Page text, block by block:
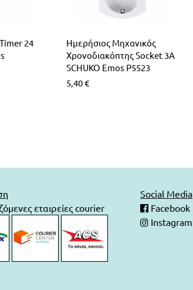
24
Ημερήσιος Μηχανικός
Χρονοδιακόπτης Socket 3A
SCHUKO Emos P5523
5,40€
εταιρείες courier
Social Media
Facebook
Instagram